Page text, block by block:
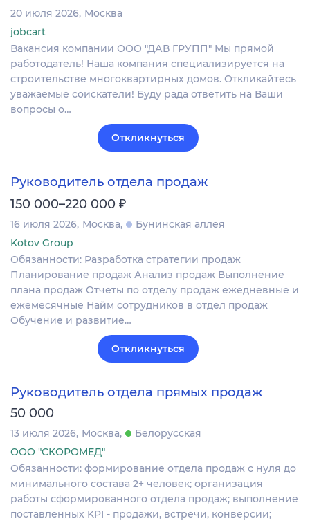
20 июля 2026 Москва
jobcart
Вакансия компании ООО "ДАВ ГРУПП" Мы прямой
работодатель! Наша компания специализируется на
строительстве многоквартирных домов. Откликайтесь
уважаемые соискатели! Буду рада ответить на Ваши
вопросы о…
Откликнуться
Руководитель отдела продаж
150 000–220 000 ₽
16 июля 2026 Москва
Бунинская аллея
Kotov Group
Обязанности: Разработка стратегии продаж
Планирование продаж Анализ продаж Выполнение
плана продаж Отчеты по отделу продаж ежедневные и
ежемесячные Найм сотрудников в отдел продаж
Обучение и развитие…
Откликнуться
Руководитель отдела прямых продаж
50 000
13 июля 2026 Москва
Белорусская
ООО "СКОРОМЕД"
Обязанности: формирование отдела продаж с нуля до
минимального состава 2+ человек; организация
работы сформированного отдела продаж; выполнение
поставленных KPI - продажи, встречи, конверсии;